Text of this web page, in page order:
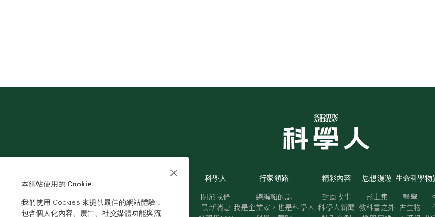
科學人
關於我們
最新消息
行家領路
總編輯的話
我是企業家，也是科學人
精彩內容
封面故事
科學人新聞
思想漫遊
形上集
教科書之外
生命科學
醫學
古生物
物
本網站使用的 Cookie
我們使用 Cookies 來提供最佳的網站體驗，
包含個人化內容、廣告、社交媒體功能與流